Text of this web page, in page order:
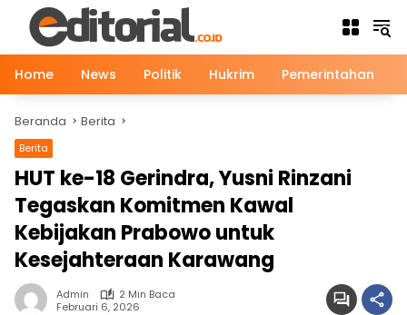
Langsung
konten
Home
News Politik Hukrim Pemerintahan
Beranda Berita
Berita
HUT ke-18 Gerindra, Yusni Rinzani
Tegaskan Komitmen Kawal
Kebijakan Prabowo untuk
Kesejahteraan Karawang
Admin
2 Min Baca
Februari 6, 2026